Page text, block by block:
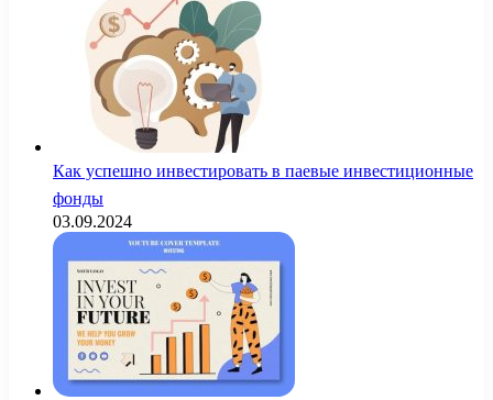
Как успешно инвестировать в паевые инвестиционные
фонды
03.09.2024